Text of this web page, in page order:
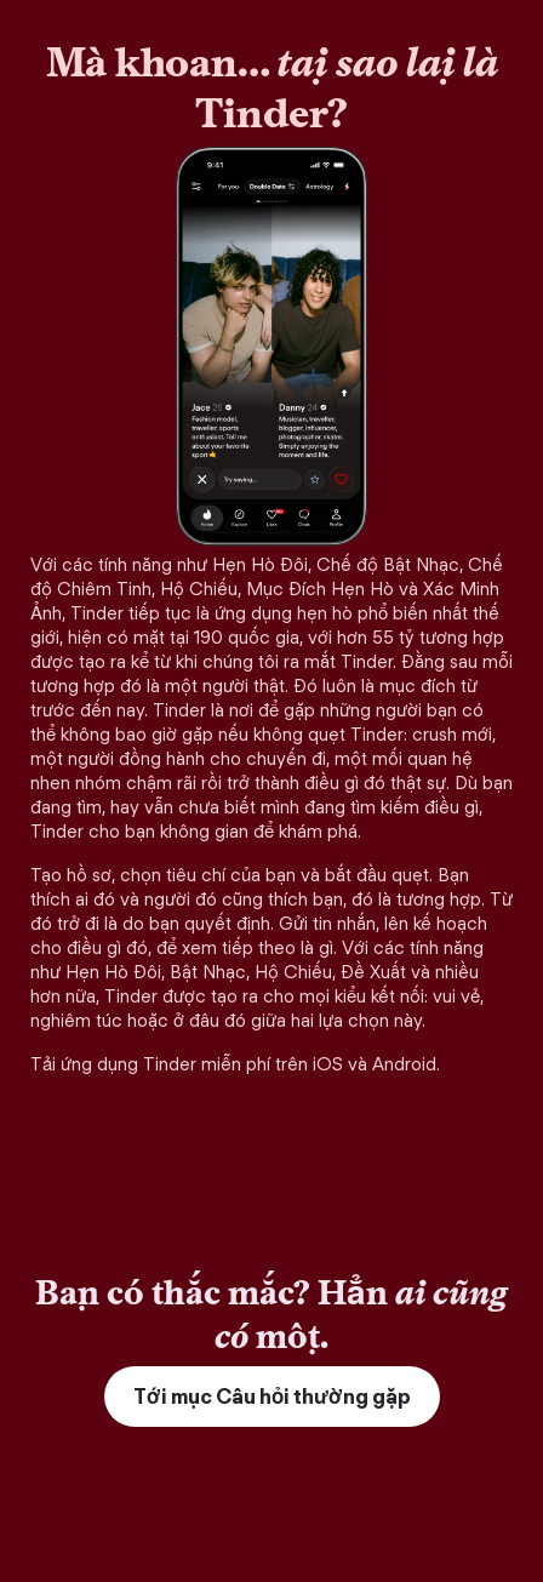
Mà khoan…tại sao lại là
Tinder?
Với các tính năng như Hẹn Hò Đôi, Chế độ Bật Nhạc, Chế
độ Chiêm Tinh, Hộ Chiếu, Mục Đích Hẹn Hò và Xác Minh
Ảnh, Tinder tiếp tục là ứng dụng hẹn hò phổ biến nhất thế
giới, hiện có mặt tại 190 quốc gia, với hơn 55 tỷ tương hợp
được tạo ra kể từ khi chúng tôi ra mắt Tinder. Đằng sau mỗi
tương hợp đó là một người thật. Đó luôn là mục đích từ
trước đến nay. Tinder là nơi để gặp những người bạn có
thể không bao giờ gặp nếu không quẹt Tinder: crush mới,
một người đồng hành cho chuyến đi, một mối quan hệ
nhen nhóm chậm rãi rồi trở thành điều gì đó thật sự. Dù bạn
đang tìm, hay vẫn chưa biết mình đang tìm kiếm điều gì,
Tinder cho bạn không gian để khám phá.
Tạo hồ sơ, chọn tiêu chí của bạn và bắt đầu quẹt. Bạn
thích ai đó và người đó cũng thích bạn, đó là tương hợp. Từ
đó trở đi là do bạn quyết định. Gửi tin nhắn, lên kế hoạch
cho điều gì đó, để xem tiếp theo là gì. Với các tính năng
như Hẹn Hò Đôi, Bật Nhạc, Hộ Chiếu, Đề Xuất và nhiều
hơn nữa, Tinder được tạo ra cho mọi kiểu kết nối: vui vẻ,
nghiêm túc hoặc ở đâu đó giữa hai lựa chọn này.
Tải ứng dụng Tinder miễn phí trên iOS và Android.
Bạn có thắc mắc? Hẳnai cũng
cómột.
Tới mục Câu hỏi thường gặp